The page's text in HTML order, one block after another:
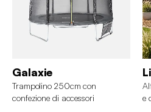
Galaxie
Trampolino 250cm con
confezione di accessori
e